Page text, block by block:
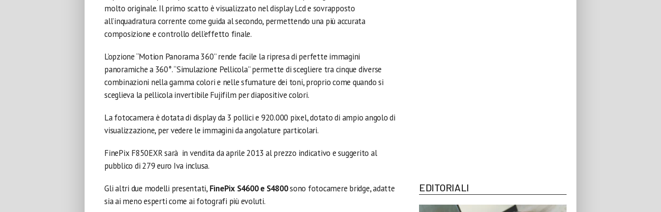
molto originale. Il primo scatto è visualizzato nel display Lcd e sovrapposto
all’inquadratura corrente come guida al secondo, permettendo una più accurata
composizione e controllo dell’effetto finale.
L’opzione “Motion Panorama 360” rende facile la ripresa di perfette immagini
panoramiche a 360°. “Simulazione Pellicola” permette di scegliere tra cinque diverse
combinazioni nella gamma colori e nelle sfumature dei toni, proprio come quando si
sceglieva la pellicola invertibile Fujifilm per diapositive colori.
La fotocamera è dotata di display da 3 pollici e 920.000 pixel, dotato di ampio angolo di
visualizzazione, per vedere le immagini da angolature particolari.
FinePix F850EXR sarà in vendita da aprile 2013 al prezzo indicativo e suggerito al
pubblico di 279 euro Iva inclusa.
Gli altri due modelli presentati, FinePix S4600 e S4800sono fotocamere bridge, adatte
sia ai meno esperti come ai fotografi più evoluti.
EDITORIALI